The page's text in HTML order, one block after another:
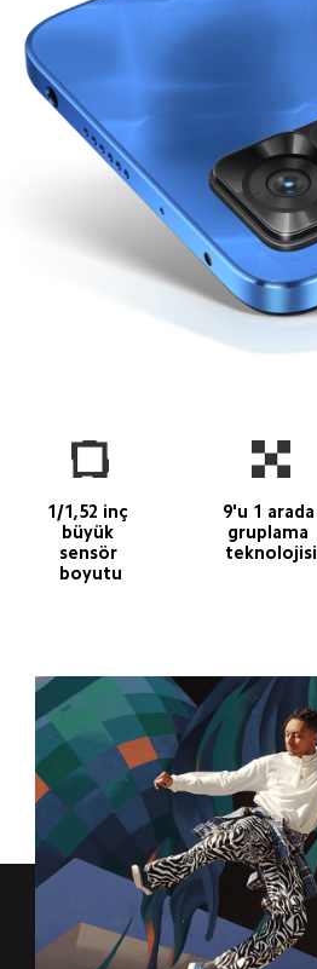
1/1,52 inç
büyük
sensör
boyutu
9'u 1 arada
gruplama
teknolojisi